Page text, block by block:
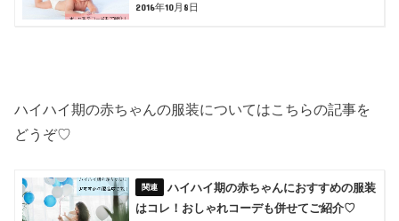
2016年10月8日
ハイハイ期の赤ちゃんの服装についてはこちらの記事を
どうぞ♡
ハイハイ期の赤ちゃんにおすすめの服装
はコレ！おしゃれコーデも併せてご紹介♡